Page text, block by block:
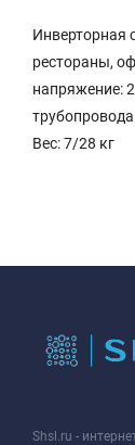
Инверторная
рестораны,
напряжение:
Вес: 7/28 кг
Shsl.ru -